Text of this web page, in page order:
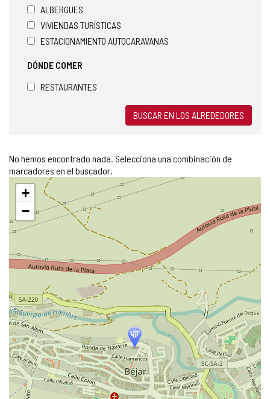
ALBERGUES
VIVIENDAS TURÍSTICAS
ESTACIONAMIENTO AUTOCARAVANAS
DÓNDE COMER
RESTAURANTES
BUSCAR EN LOS ALREDEDORES
No hemos encontrado nada. Selecciona una combinación de
marcadores en el buscador.
Saltar
mapa
+
−